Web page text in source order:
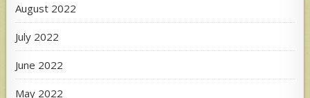
August 2022
July 2022
June 2022
May 2022